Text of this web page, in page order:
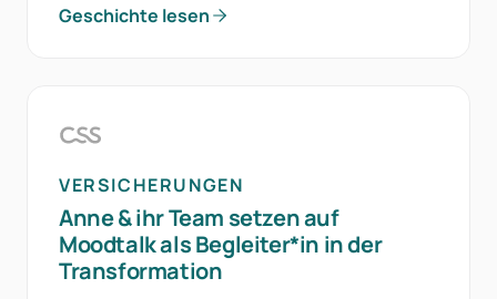
Geschichte lesen
VERSICHERUNGEN
Anne & ihr Team setzen auf
Moodtalk als Begleiter*in in der
Transformation